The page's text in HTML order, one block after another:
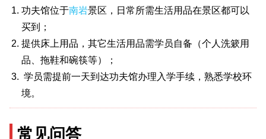
功夫馆位于南岩景区，日常所需生活用品在景区都可以
买到；
提供床上用品，其它生活用品需学员自备（个人洗簌用
品、拖鞋和碗筷等）；
学员需提前一天到达功夫馆办理入学手续，熟悉学校环
境。
常见问答